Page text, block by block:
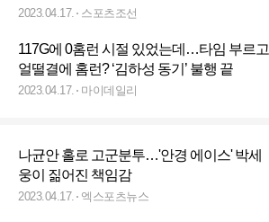
걸리면 결단내려야
2023.04.17. 스포츠조선
117G에 0홈런 시절 있었는데…타임 부르고
얼떨결에 홈런? ‘김하성 동기’ 불행 끝
2023.04.17. 마이데일리
나균안 홀로 고군분투…'안경 에이스' 박세
웅이 짊어진 책임감
2023.04.17. 엑스포츠뉴스